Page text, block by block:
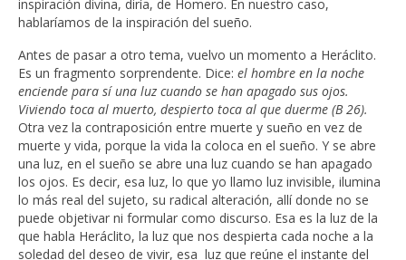
inspiración divina, diría, de Homero. En nuestro caso,
hablaríamos de la inspiración del sueño.
Antes de pasar a otro tema, vuelvo un momento a Heráclito.
Es un fragmento sorprendente. Dice: el hombre en la noche
enciende para sí una luz cuando se han apagado sus ojos.
Viviendo toca al muerto, despierto toca al que duerme (B 26).
Otra vez la contraposición entre muerte y sueño en vez de
muerte y vida, porque la vida la coloca en el sueño. Y se abre
una luz, en el sueño se abre una luz cuando se han apagado
los ojos. Es decir, esa luz, lo que yo llamo luz invisible, ilumina
lo más real del sujeto, su radical alteración, allí donde no se
puede objetivar ni formular como discurso. Esa es la luz de la
que habla Heráclito, la luz que nos despierta cada noche a la
soledad del deseo de vivir, esa luz que reúne el instante del